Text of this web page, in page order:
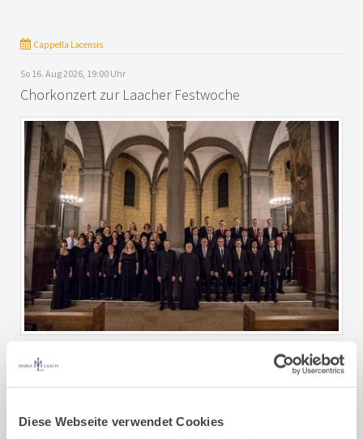
Diese Webseite verwendet Cookies
Cappella Lacensis
So 16. Aug 2026, 19:00 Uhr
Chorkonzert zur Laacher Festwoche
„100 Jahre päpstliche Basilika“ Cappella Lacensis
Mehr erfahren...